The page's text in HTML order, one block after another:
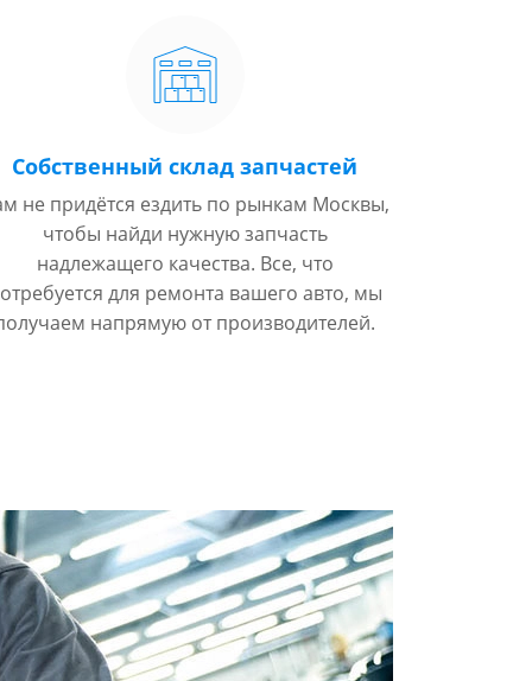
Собственный склад запчастей
не придётся ездить по рынкам Москвы,
чтобы найди нужную запчасть
надлежащего качества. Все, что
для ремонта вашего авто, мы
напрямую от производителей.